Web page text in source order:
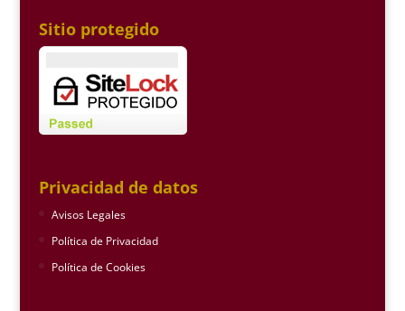
Sitio protegido
Privacidad de datos
Avisos Legales
Política de Privacidad
Política de Cookies